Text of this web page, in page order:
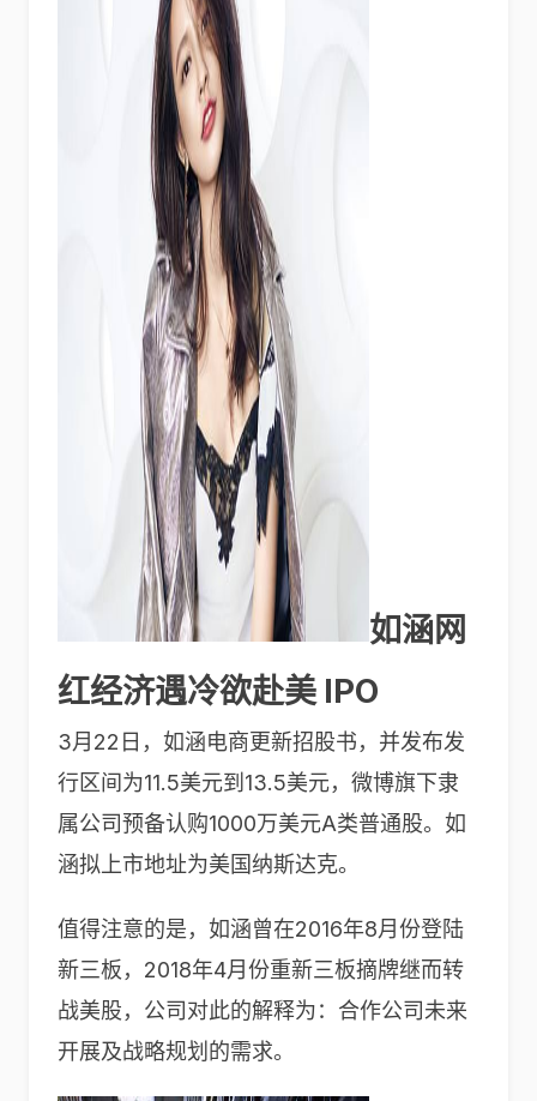
如涵网
红经济遇冷欲赴美 IPO
3月22日，如涵电商更新招股书，并发布发
行区间为11.5美元到13.5美元， 微博旗下隶
属公司预备认购1000万美元A类普通股。如
涵拟上市地址为美国纳斯达克。
值得注意的是，如涵曾在2016年8月份登陆
新三板，2018年4月份重新三板摘牌继而转
战美股，公司对此的解释为：合作公司未来
开展及战略规划的需求。